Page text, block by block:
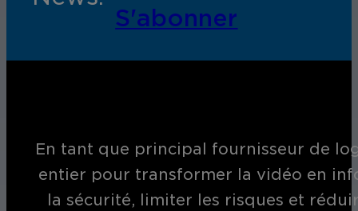
S'abonner
En tant que principal fournisseur de
entier pour transformer la vidéo en
la sécurité, limiter les risques et